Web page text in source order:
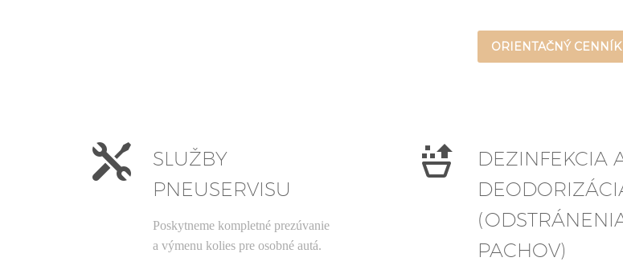
ORIENTAČNÝ CENNÍK


SLUŽBY
PNEUSERVISU
Poskytneme kompletné prezúvanie
a výmenu kolies pre osobné autá.


DEZINFEKCIA
PACHOV)